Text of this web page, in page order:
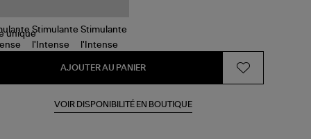
unique
AJOUTER AU PANIER
VOIR DISPONIBILITÉ EN BOUTIQUE